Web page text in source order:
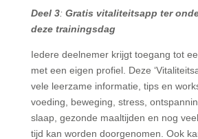
Deel 3: Gratis vitaliteitsapp ter
deze trainingsdag
Iedere deelnemer krijgt toegang tot
met een eigen profiel. Deze
vele leerzame informatie, tips en
voeding, beweging, stress,
slaap, gezonde maaltijden en nog
tijd kan worden doorgenomen. Ook